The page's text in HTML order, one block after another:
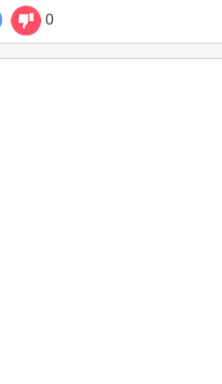
0